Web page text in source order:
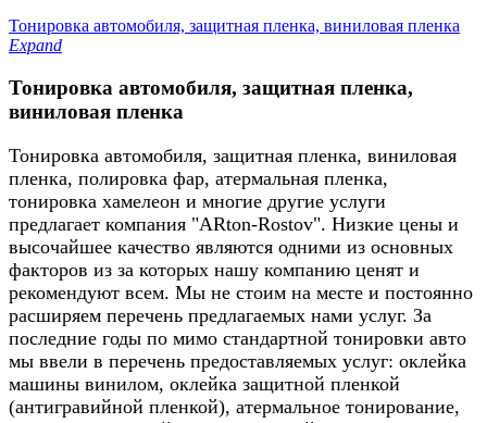
Тонировка автомобиля, защитная пленка, виниловая пленка
Expand
Тонировка автомобиля, защитная пленка,
виниловая пленка
Тонировка автомобиля, защитная пленка, виниловая
пленка, полировка фар, атермальная пленка,
тонировка хамелеон и многие другие услуги
предлагает компания "ARton-Rostov". Низкие цены и
высочайшее качество являются одними из основных
факторов из за которых нашу компанию ценят и
рекомендуют всем. Мы не стоим на месте и постоянно
расширяем перечень предлагаемых нами услуг. За
последние годы по мимо стандартной тонировки авто
мы ввели в перечень предоставляемых услуг: оклейка
машины винилом, оклейка защитной пленкой
(антигравийной пленкой), атермальное тонирование,